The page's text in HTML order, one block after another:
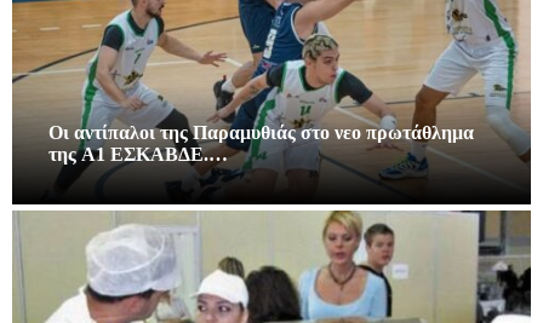
Οι αντίπαλοι της Παραμυθιάς στο νεο πρωτάθλημα
της A1 ΕΣΚΑΒΔΕ.…